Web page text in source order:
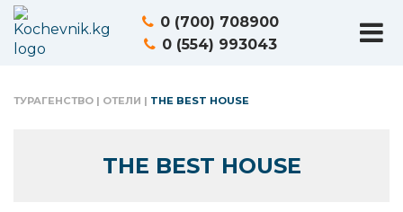
0 (700) 708900
0 (554) 993043
ТУРАГЕНСТВО | ОТЕЛИ | THE BEST HOUSE
THE BEST HOUSE